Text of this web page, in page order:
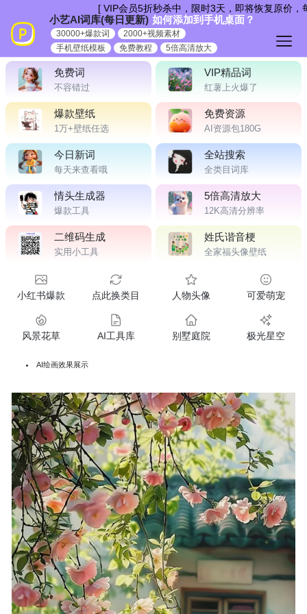
容
免费词
不容错过
VIP精品词
红薯上火爆了
爆款壁纸
1万+壁纸任选
免费资源
AI资源包180G
今日新词
每天来查看哦
全站搜索
全类目词库
情头生成器
爆款工具
5倍高清放大
12K高清分辨率
二维码生成
实用小工具
姓氏谐音梗
全家福头像壁纸
小红书爆款 点此换类目 人物头像 可爱萌宠
风景花草 AI工具库 别墅庭院 极光星空
AI绘画效果展示
[ VIP会员5折秒杀中，限时3天，即将恢复原价，每
小艺AI词库(每日更新) 如何添加到手机桌面？
30000+爆款词
2000+视频素材
手机壁纸模板
免费教程 5倍高清放大